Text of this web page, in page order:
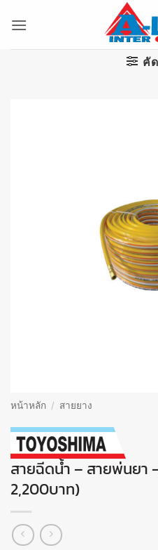
คั
หน้าหลัก / สายยาง
สายฉีดน้ำ – สายพ่นยา
2,200บาท)